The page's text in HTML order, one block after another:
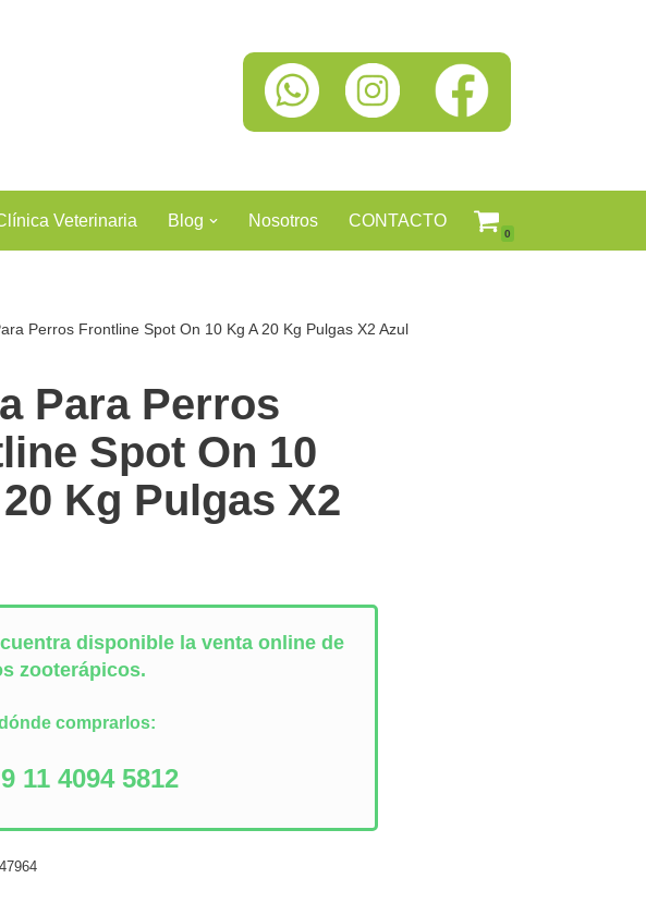
Veterinaria Blog Nosotros CONTACTO
0
Perros Frontline Spot On 10 Kg A 20 Kg Pulgas X2 Azul
Para Perros
Spot On 10
Kg Pulgas X2
disponible la venta online de
zooterápicos.
comprarlos:
11 4094 5812